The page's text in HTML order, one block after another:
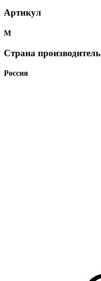
Артикул
М
Страна производитель
Россия